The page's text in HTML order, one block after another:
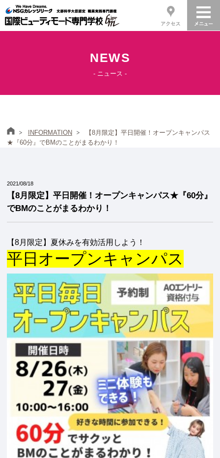
NEWS
- ニュース -
ホームINFORMATION
【8月限定】平日開催！オープンキャンパス
★『60分』でBMのことがまるわかり！
2021/08/18
【8月限定】平日開催！オープンキャンパス★『60分』
でBMのことがまるわかり！
【8月限定】夏休みを有効活用しよう！
平日オープンキャンパス